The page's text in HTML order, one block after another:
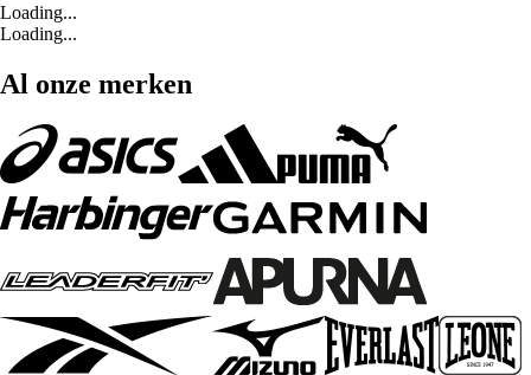
Loading...
Loading...
Al onze merken